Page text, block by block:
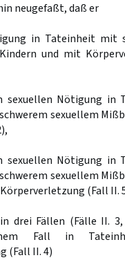
neugefaßt, daß er
in Tateinheit mit
und mit
sexuellen Nötigung in
sexuellem
sexuellen Nötigung in
sexuellem
(Fall II.
drei Fällen (Fälle II.
Fall in
(Fall II. 4)